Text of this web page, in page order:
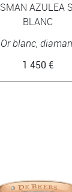
AZULEA
BLANC
Or blanc,
1 450 €